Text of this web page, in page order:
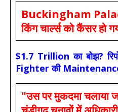
Buckingham
किंग चार्ल्स को कैंसर हो
$1.7 Trillion का बोझ?
Fighter की
"उस पर मुकदमा चलाया